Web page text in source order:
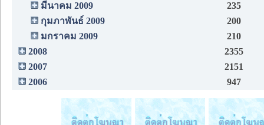
มีนาคม 2009
235
กุมภาพันธ์ 2009
200
มกราคม 2009
210
2008
2355
2007
2151
2006
947